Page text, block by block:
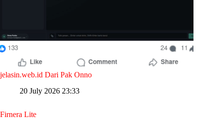
jelasin.web.id Dari Pak Onno
20 July 2026 23:33
Firnera Lite